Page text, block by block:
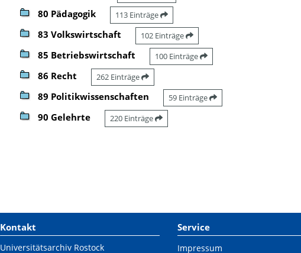
80 Pädagogik 113 Einträge
83 Volkswirtschaft 102 Einträge
85 Betriebswirtschaft 100 Einträge
86 Recht 262 Einträge
89 Politikwissenschaften 59 Einträge
90 Gelehrte 220 Einträge
Kontakt
Universitätsarchiv Rostock
Service
Impressum